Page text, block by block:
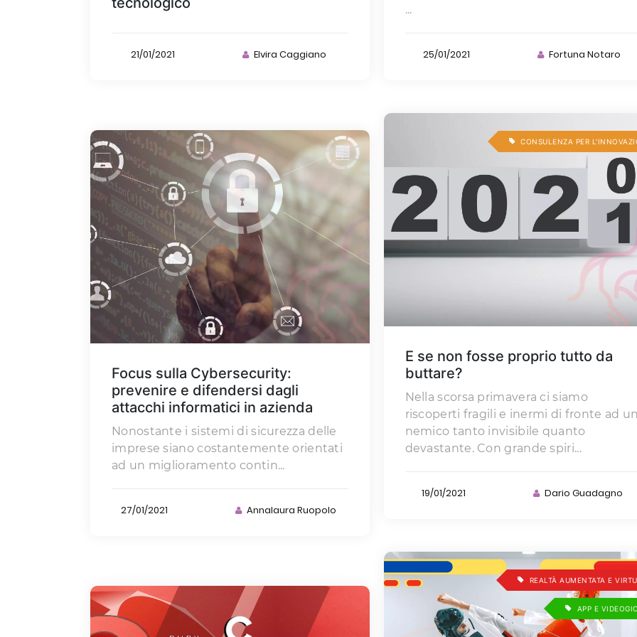
...
25/01/2021 Fortuna Notaro
21/01/2021 Elvira Caggiano
CONSULENZA PER
E se non fosse proprio tutto da
buttare?
Nella scorsa primavera ci siamo
riscoperti fragili e inermi di fronte ad
nemico tanto invisibile quanto
devastante. Con grande spiri...
19/01/2021 Dario Guadagno
Focus sulla Cybersecurity:
prevenire e difendersi dagli
attacchi informatici in azienda
Nonostante i sistemi di sicurezza delle
imprese siano costantemente orientati
ad un miglioramento contin...
27/01/2021 Annalaura Ruopolo
REALTÀ AUMENTATA E
APP E